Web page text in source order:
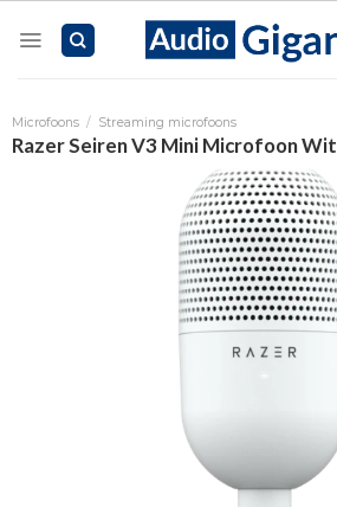
Microfoons / Streaming microfoons
Razer Seiren V3 Mini Microfoon Wit